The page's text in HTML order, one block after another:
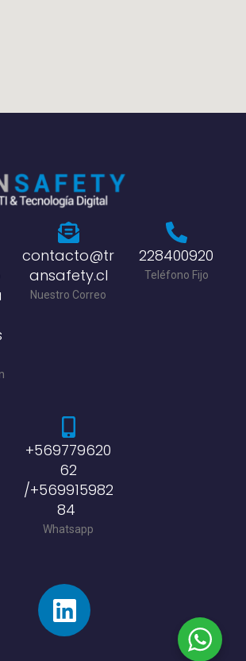
contacto@tr
ansafety.cl
Nuestro Correo
228400920
Teléfono Fijo
+569779620
62
/+569915982
84
Whatsapp